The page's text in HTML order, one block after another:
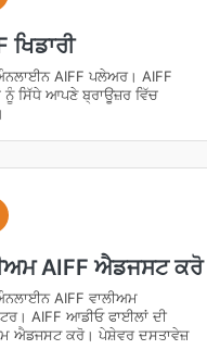
ਖਿਡਾਰੀ
AIFF ਪਲੇਅਰ। AIFF
ਨੂੰ ਸਿੱਧੇ ਆਪਣੇ ਬ੍ਰਾਊਜ਼ਰ ਵਿੱਚ
AIFF ਐਡਜਸਟ ਕਰੋ
AIFF ਵਾਲੀਅਮ
AIFF ਆਡੀਓ ਫਾਈਲਾਂ ਦੀ
ਐਡਜਸਟ ਕਰੋ। ਪੇਸ਼ੇਵਰ ਦਸਤਾਵੇਜ਼